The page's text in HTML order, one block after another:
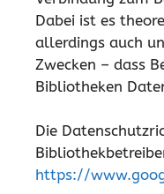
Dabei ist es
allerdings auch
Zwecken – dass
Bibliotheken
Die
https://